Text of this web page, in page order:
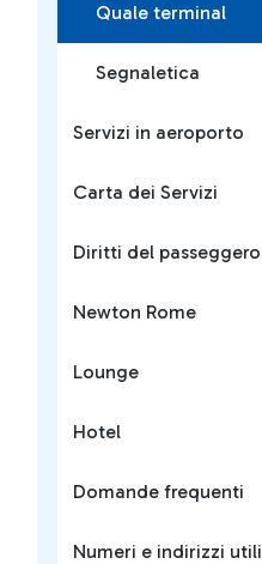
Quale terminal
Segnaletica
Servizi in aeroporto
Carta dei Servizi
Diritti del passeggero
Newton Rome
Lounge
Hotel
Domande frequenti
Numeri e indirizzi utili